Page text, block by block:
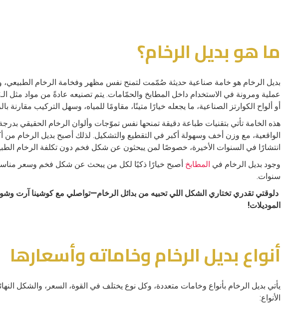
ما هو بديل الرخام؟
بديل الرخام هو خامة صناعية حديثة صُمّمت لتمنح نفس مظهر وفخامة الرخام الطبيعي،
أو ألواح الكوارتز الصناعية، ما يجعله خيارًا متينًا، مقاومًا للمياه، وسهل التركيب مقارنة
هذه الخامة تأتي بتقنيات طباعة دقيقة تمنحها نفس تموّجات وألوان الرخام الحقيقي
الواقعية، مع وزن أخف وسهولة أكبر في التقطيع والتشكيل. لذلك أصبح بديل الرخام من
انتشارًا في السنوات الأخيرة، خصوصًا لمن يبحثون عن شكل فخم دون تكلفة الرخام
وجود بديل الرخام في المطابخ أصبح خيارًا ذكيًا لكل من يبحث عن شكل فخم وسعر
سنوات.
دلوقتي تقدري تختاري الشكل اللي تحبيه من بدائل الرخام—تواصلي مع كوشينا آرت
الموديلات!
أنواع بديل الرخام وخاماته وأسعارها
يأتي بديل الرخام بأنواع وخامات متعددة، وكل نوع يختلف في القوة، السعر، والشكل
الأنواع: